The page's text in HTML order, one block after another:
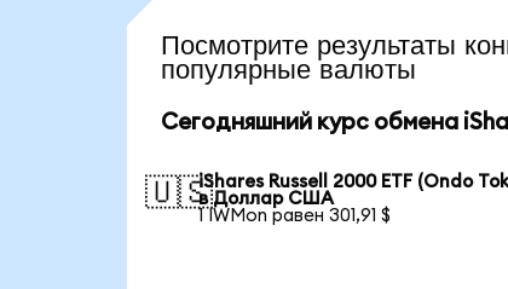
Посмотрите
популярные валюты
Сегодняшний курс обмена
🇺🇸iShares Russell 2000 ETF (Ondo
в Доллар США
1 IWMon равен 301,91 $